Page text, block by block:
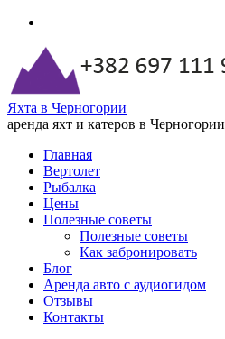
Яхта в Черногории
аренда яхт и катеров в Черногории
Главная
Вертолет
Рыбалка
Цены
Полезные советы
Полезные советы
Как забронировать
Блог
Аренда авто с аудиогидом
Отзывы
Контакты